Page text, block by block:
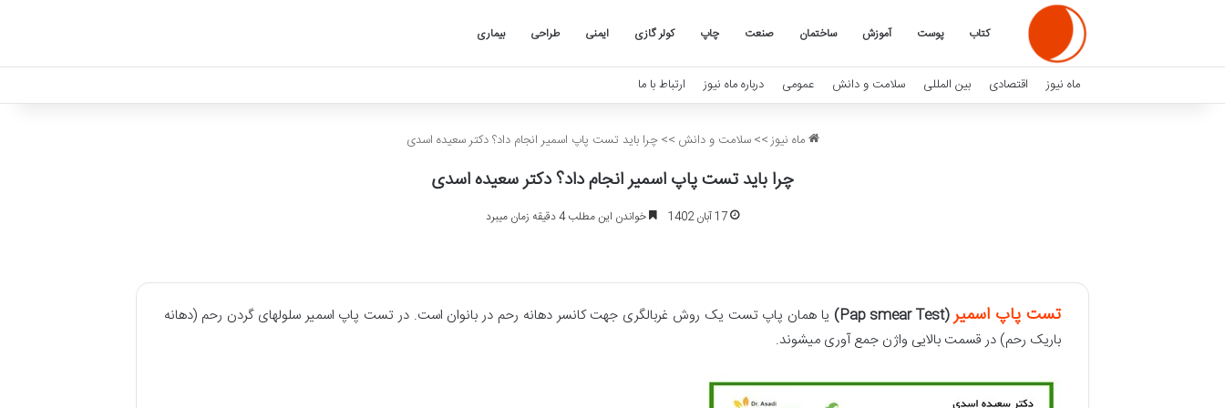
کتاب پوست آموزش ساختمان صنعت چاپ کولر گازی ایمنی طراحی بیماری
ماه نیوز اقتصادی بین المللی سلامت و دانش عمومی درباره ماه نیوز ارتباط با ما
ماه نیوز>> سلامت و دانش >> چرا باید تست پاپ اسمیر انجام داد؟ دکتر سعیده اسدی
چرا باید تست پاپ اسمیر انجام داد؟ دکتر سعیده اسدی
17 آبان 1402 خواندن این مطلب 4 دقیقه زمان میبرد
تست پاپ اسمیر(Pap smear Test)
یا همان پاپ تست یک روش غربالگری جهت کانسر دهانه رحم در بانوان است. در تست پاپ اسمیر سلولهای گردن رحم (دهانه
باریک رحم) در قسمت بالایی واژن جمع آوری میشوند.